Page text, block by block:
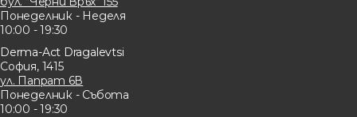
Понеделник - Неделя
10:00 - 19:30
Derma-Act Dragalevtsi
София, 1415
ул. Папрат 6В
Понеделник - Събота
10:00 - 19:30